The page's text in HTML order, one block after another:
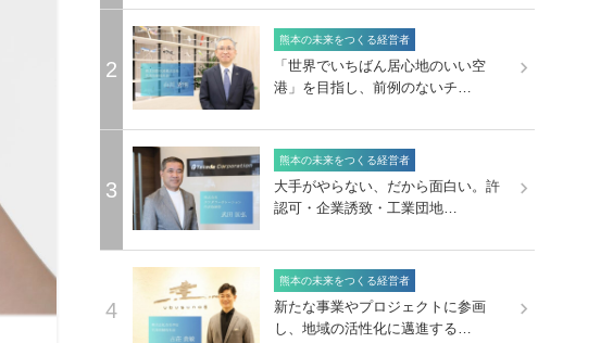
2
熊本の未来をつくる経営者
「世界でいちばん居心地のいい空
港」を目指し、前例のないチ…
3
熊本の未来をつくる経営者
大手がやらない、だから面白い。許
認可・企業誘致・工業団地…
4
熊本の未来をつくる経営者
新たな事業やプロジェクトに参画
し、地域の活性化に邁進する…